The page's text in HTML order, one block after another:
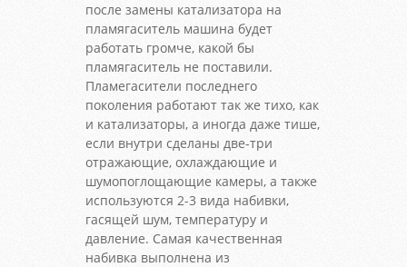
после замены катализатора на
пламягаситель машина будет
работать громче, какой бы
пламягаситель не поставили.
Пламегасители последнего
поколения работают так же тихо, как
и катализаторы, а иногда даже тише,
если внутри сделаны две-три
отражающие, охлаждающие и
шумопоглощающие камеры, а также
используются 2-3 вида набивки,
гасящей шум, температуру и
давление. Самая качественная
набивка выполнена из